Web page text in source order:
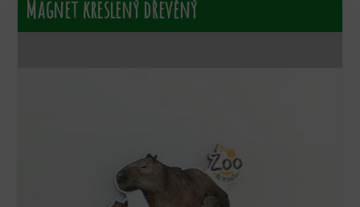
Magnet kreslený dřevěný